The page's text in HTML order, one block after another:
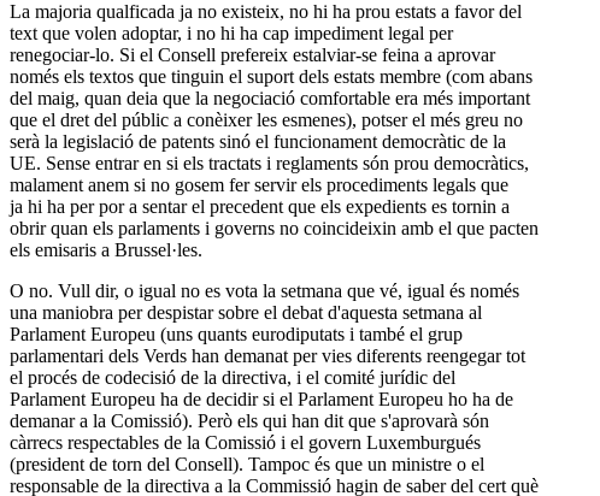
La majoria qualficada ja no existeix, no hi ha prou estats a favor del
text que volen adoptar, i no hi ha cap impediment legal per
renegociar-lo. Si el Consell prefereix estalviar-se feina a aprovar
només els textos que tinguin el suport dels estats membre (com abans
del maig, quan deia que la negociació comfortable era més important
que el dret del públic a conèixer les esmenes), potser el més greu no
serà la legislació de patents sinó el funcionament democràtic de la
UE. Sense entrar en si els tractats i reglaments són prou democràtics,
malament anem si no gosem fer servir els procediments legals que
ja hi ha per por a sentar el precedent que els expedients es tornin a
obrir quan els parlaments i governs no coincideixin amb el que pacten
els emisaris a Brussel·les.
O no. Vull dir, o igual no es vota la setmana que vé, igual és només
una maniobra per despistar sobre el debat d'aquesta setmana al
Parlament Europeu (uns quants eurodiputats i també el grup
parlamentari dels Verds han demanat per vies diferents reengegar tot
el procés de codecisió de la directiva, i el comité jurídic del
Parlament Europeu ha de decidir si el Parlament Europeu ho ha de
demanar a la Comissió). Però els qui han dit que s'aprovarà són
càrrecs respectables de la Comissió i el govern Luxemburgués
(president de torn del Consell). Tampoc és que un ministre o el
responsable de la directiva a la Commissió hagin de saber del cert què